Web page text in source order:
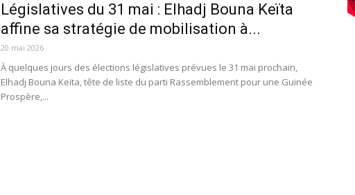
Législatives du 31 mai : Elhadj Bouna Keïta
affine sa stratégie de mobilisation à...
20 mai 2026
À quelques jours des élections législatives prévues le 31 mai prochain,
Elhadj Bouna Keïta, tête de liste du parti Rassemblement pour une Guinée
Prospère,...